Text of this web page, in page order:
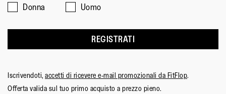
Donna
Uomo
REGISTRATI
Iscrivendoti, accetti di ricevere e-mail promozionali da FitFlop.
Offerta valida sul tuo primo acquisto a prezzo pieno.